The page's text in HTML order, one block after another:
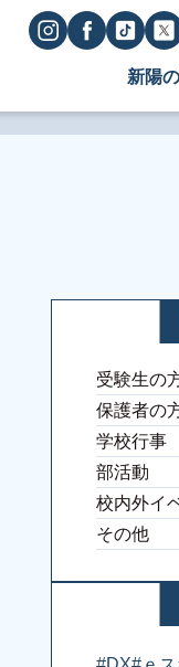
新陽
受験生の
保護者の
学校行事
部活動
校内外イ
その他